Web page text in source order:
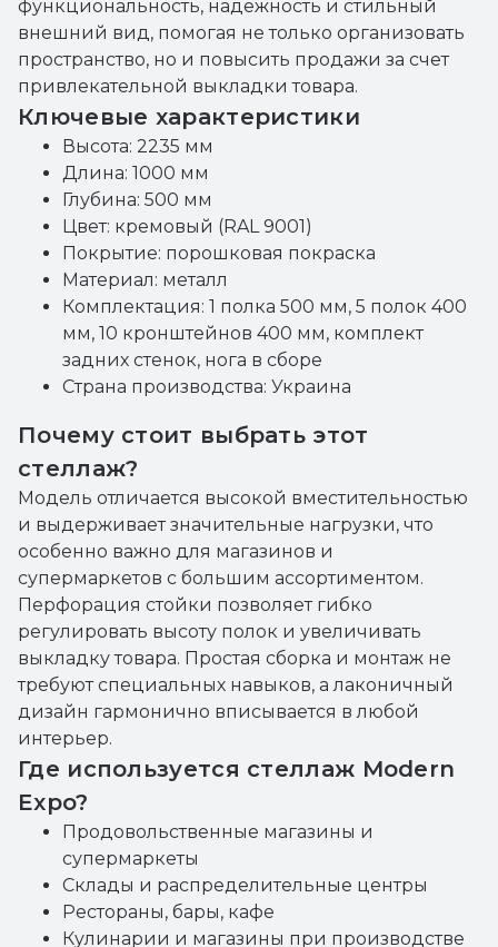
функциональность, надежность и стильный
внешний вид, помогая не только организовать
пространство, но и повысить продажи за счет
привлекательной выкладки товара.
Ключевые характеристики
Высота: 2235 мм
Длина: 1000 мм
Глубина: 500 мм
Цвет: кремовый (RAL 9001)
Покрытие: порошковая покраска
Материал: металл
Комплектация: 1 полка 500 мм, 5 полок 400
мм, 10 кронштейнов 400 мм, комплект
задних стенок, нога в сборе
Страна производства: Украина
Почему стоит выбрать этот
стеллаж?
Модель отличается высокой вместительностью
и выдерживает значительные нагрузки, что
особенно важно для магазинов и
супермаркетов с большим ассортиментом.
Перфорация стойки позволяет гибко
регулировать высоту полок и увеличивать
выкладку товара. Простая сборка и монтаж не
требуют специальных навыков, а лаконичный
дизайн гармонично вписывается в любой
интерьер.
Где используется стеллаж Modern
Expo?
Продовольственные магазины и
супермаркеты
Склады и распределительные центры
Рестораны, бары, кафе
Кулинарии и магазины при производстве